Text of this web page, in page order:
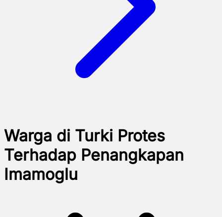
Warga di Turki Protes
Terhadap Penangkapan
Imamoglu